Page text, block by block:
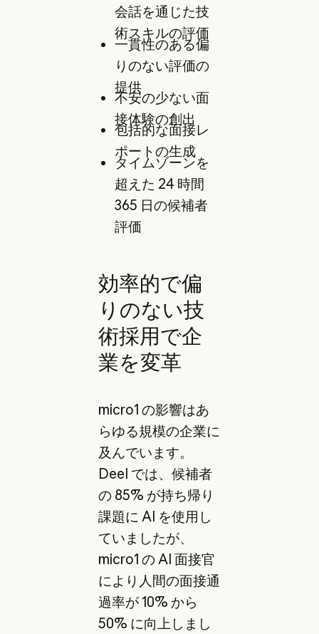
会話を通じた技
術スキルの評価
一貫性のある偏
りのない評価の
提供
不安の少ない面
接体験の創出
包括的な面接レ
ポートの生成
タイムゾーンを
超えた 24 時間
365 日の候補者
評価
効率的で偏
りのない技
術採用で企
業を変革
micro1 の影響はあ
らゆる規模の企業に
及んでいます。
Deel では、候補者
の 85% が持ち帰り
課題に AI を使用し
ていましたが、
micro1 の AI 面接官
により人間の面接通
過率が 10% から
50% に向上しまし